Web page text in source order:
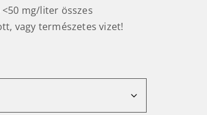
mg/liter összes
vagy természetes vizet!